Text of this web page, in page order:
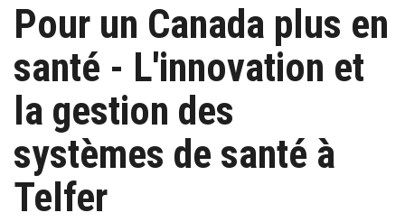
Pour un Canada plus en
santé - L'innovation et
la gestion des
systèmes de santé à
Telfer